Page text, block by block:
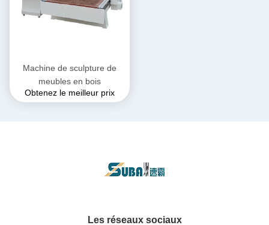
Machine de sculpture de
meubles en bois
Obtenez le meilleur prix
Les réseaux sociaux